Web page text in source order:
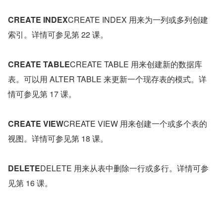
CREATE INDEXCREATE INDEX 用来为一列或多列创建
索引。详情可参见第 22 课。
CREATE TABLECREATE TABLE 用来创建新的数据库
表。可以用 ALTER TABLE 来更新一个现存表的模式。详
情可参见第 17 课。
CREATE VIEWCREATE VIEW 用来创建一个或多个表的
视图。详情可参见第 18 课。
DELETEDELETE 用来从表中删除一行或多行。详情可参
见第 16 课。